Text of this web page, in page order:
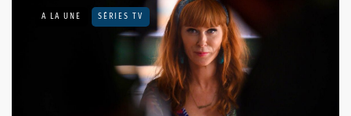
A LA UNE SÉRIES TV